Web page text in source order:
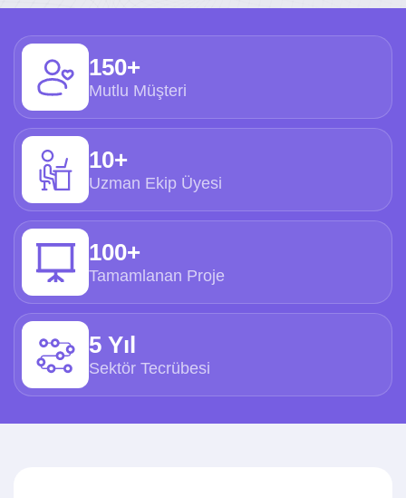
150+
Mutlu Müşteri
10+
Uzman Ekip Üyesi
100+
Tamamlanan Proje
5 Yıl
Sektör Tecrübesi